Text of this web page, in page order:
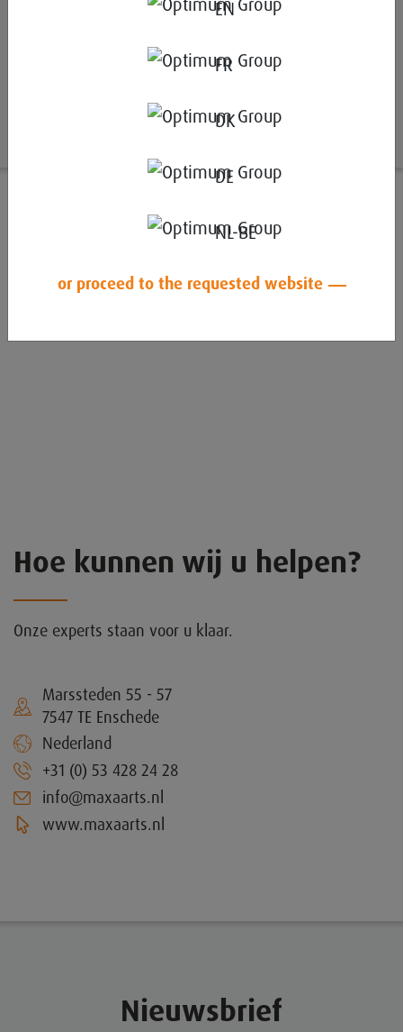
duurzaamheidsbeoordelingen uit van bedrijven uit de
hele wereld, met momenteel een netwerk van meer
dan 100.000 aangesloten bedrijven.
Hoe kunnen wij u helpen?
Onze experts staan voor u klaar.
Marssteden 55 - 57
7547 TE Enschede
Nederland
+31 (0) 53 428 24 28
info@maxaarts.nl
www.maxaarts.nl
Nieuwsbrief
EN
FR
DK
DE
NL-BE
or proceed to the requested website